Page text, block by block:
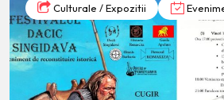
Culturale / Expozitii